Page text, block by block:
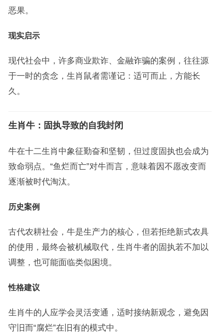
恶果。
现实启示
现代社会中，许多商业欺诈、金融诈骗的案例，往往源
于一时的贪念，生肖鼠者需谨记：适可而止，方能长
久。
生肖牛：固执导致的自我封闭
牛在十二生肖中象征勤奋和坚韧，但过度固执也会成为
致命弱点。“鱼烂而亡”对牛而言，意味着因不愿改变而
逐渐被时代淘汰。
历史案例
古代农耕社会，牛是生产力的核心，但若拒绝新式农具
的使用，最终会被机械取代，生肖牛者的固执若不加以
调整，也可能面临类似困境。
性格建议
生肖牛的人应学会灵活变通，适时接纳新观念，避免因
守旧而“腐烂”在旧有的模式中。